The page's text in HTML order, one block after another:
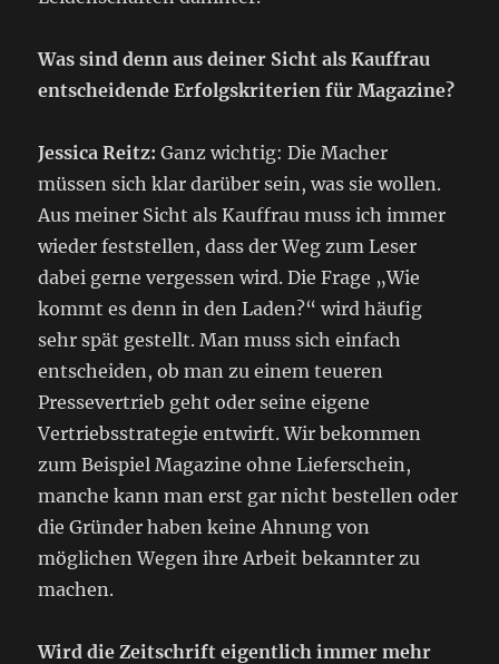
Was sind denn aus deiner Sicht als Kauffrau
entscheidende Erfolgskriterien für Magazine?
Jessica Reitz:Ganz wichtig: Die Macher
müssen sich klar darüber sein, was sie wollen.
Aus meiner Sicht als Kauffrau muss ich immer
wieder feststellen, dass der Weg zum Leser
dabei gerne vergessen wird. Die Frage „Wie
kommt es denn in den Laden?“ wird häufig
sehr spät gestellt. Man muss sich einfach
entscheiden, ob man zu einem teueren
Pressevertrieb geht oder seine eigene
Vertriebsstrategie entwirft. Wir bekommen
zum Beispiel Magazine ohne Lieferschein,
manche kann man erst gar nicht bestellen oder
die Gründer haben keine Ahnung von
möglichen Wegen ihre Arbeit bekannter zu
machen.
Wird die Zeitschrift eigentlich immer mehr